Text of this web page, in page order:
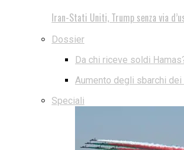
Iran-Stati Uniti, Trump senza via
Dossier
Da chi riceve soldi
Aumento degli sbarchi
Speciali